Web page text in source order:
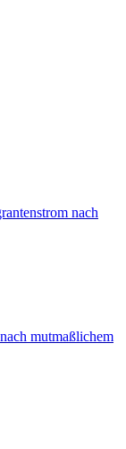
nach
mutmaßlichem